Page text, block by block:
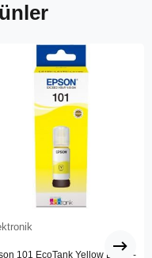
101 EcoTank Yellow Bottle -